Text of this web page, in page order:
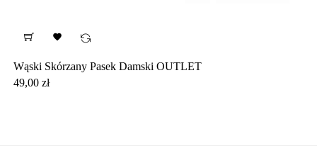

Wąski Skórzany Pasek Damski OUTLET
Cena
49,00 zł